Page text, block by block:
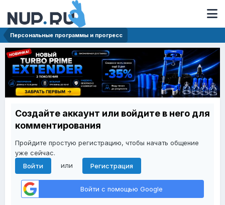
Персональные программы и прогресс
Создайте аккаунт или войдите в него для
комментирования
Пройдите простую регистрацию, чтобы начать общение
уже сейчас.
Войти
или Регистрация
Войти с помощью Google